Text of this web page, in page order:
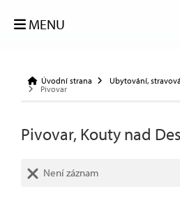
MENU
Úvodní strana Ubytování,
Pivovar
Pivovar, Kouty nad
Není záznam